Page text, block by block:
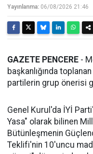
Yayınlanma: 06/08/2026 21:46
GAZETE PENCERE -
başkanlığında
partilerin grup önerisi
Genel Kurul'da İYİ
Yasa" olarak bilinen
Bütünleşmenin
Teklifi'nin 10'uncu